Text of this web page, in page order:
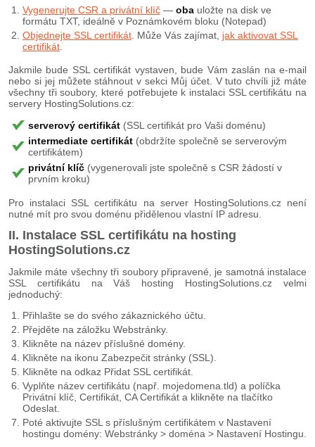
Vygenerujte CSR a privátní klíč — oba uložte na disk ve
formátu TXT, ideálně v Poznámkovém bloku (Notepad)
Objednejte SSL certifikát . Může Vás zajímat, jak aktivovat SSL
certifikát
Jakmile bude SSL certifikát vystaven, bude Vám zaslán na e-mail
nebo si jej můžete stáhnout v sekci Můj účet. V tuto chvíli již máte
všechny tři soubory, které potřebujete k instalaci SSL certifikátu na
servery HostingSolutions.cz:
serverový certifikát (SSL certifikát pro Vaši doménu)
intermediate certifikát (obdržíte společně se serverovým
certifikátem)
privátní klíč (vygenerovali jste společně s CSR žádostí v
prvním kroku)
Pro instalaci SSL certifikátu na server HostingSolutions.cz není
nutné mít pro svou doménu přidělenou vlastní IP adresu.
II. Instalace SSL certifikátu na hosting
HostingSolutions.cz
Jakmile máte všechny tři soubory připravené, je samotná instalace
SSL certifikátu na Váš hosting HostingSolutions.cz velmi
jednoduchý:
Přihlašte se do svého zákaznického účtu.
Přejděte na záložku Webstránky.
Klikněte na název příslušné domény.
Klikněte na ikonu Zabezpečit stránky (SSL).
Klikněte na odkaz Přidat SSL certifikát.
Vyplňte název certifikátu (např. mojedomena.tld) a políčka
Privátní klíč, Certifikát, CA Certifikát a klikněte na tlačítko
Odeslat.
Poté aktivujte SSL s příslušným certifikátem v Nastavení
hostingu domény: Webstránky > doména > Nastavení Hostingu.